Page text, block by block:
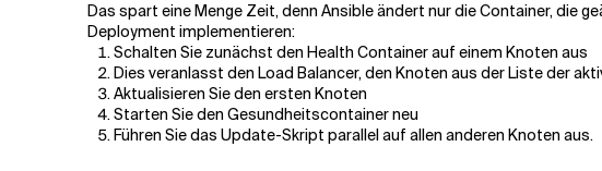
Das spart eine Menge Zeit, denn Ansible ändert nur die Container, die
Deployment implementieren:
Schalten Sie zunächst den Health Container auf einem Knoten aus
Dies veranlasst den Load Balancer, den Knoten aus der Liste der
Aktualisieren Sie den ersten Knoten
Starten Sie den Gesundheitscontainer neu
Führen Sie das Update-Skript parallel auf allen anderen Knoten aus.